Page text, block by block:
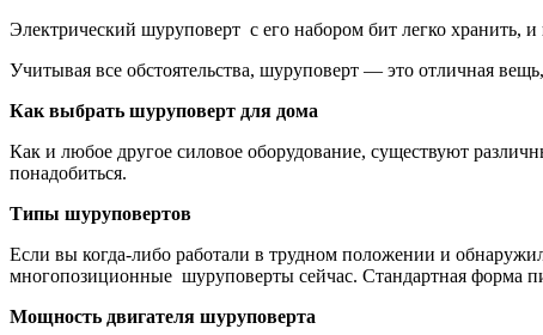
Электрический шуруповерт с его набором бит легко хранить, и
Учитывая все обстоятельства, шуруповерт — это отличная
Как выбрать шуруповерт для дома
Как и любое другое силовое оборудование, существуют
понадобиться.
Типы шуруповертов
Если вы когда-либо работали в трудном положении и
многопозиционные шуруповерты сейчас. Стандартная форма
Мощность двигателя шуруповерта